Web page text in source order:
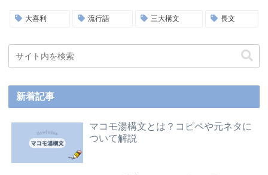
大喜利 流行語 三大構文 長文
新着記事
マコモ湯構文とは？コピペや元ネタに
ついて解説